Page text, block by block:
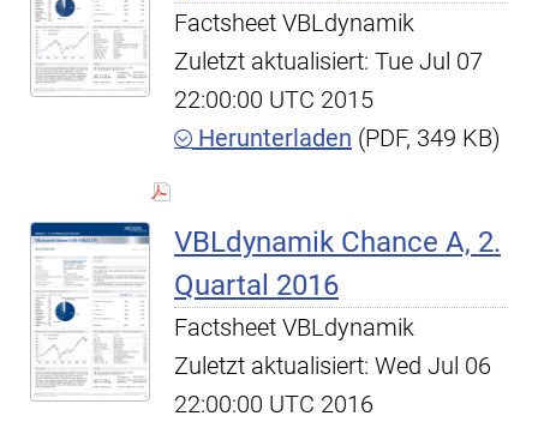
Factsheet VBLdynamik
Zuletzt aktualisiert: Tue Jul 07
22:00:00 UTC 2015
Herunterladen (PDF, 349 KB)
VBLdynamik Chance A, 2.
Quartal 2016
Factsheet VBLdynamik
Zuletzt aktualisiert: Wed Jul 06
22:00:00 UTC 2016